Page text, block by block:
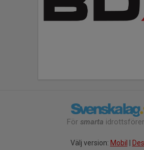
För smarta
Välj version: Mobil